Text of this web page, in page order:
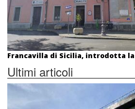
Francavilla di Sicilia, introdotta
Ultimi articoli